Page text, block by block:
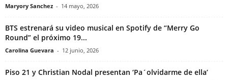
Maryory Sanchez - 14 mayo, 2026
BTS estrenará su video musical en Spotify de “Merry Go
Round” el próximo 19...
Carolina Guevara - 12 junio, 2026
Piso 21 y Christian Nodal presentan ‘Pa´olvidarme de ella’